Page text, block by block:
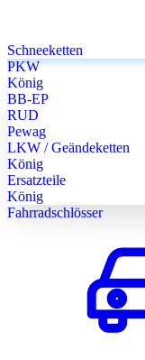
Schneeketten
PKW
König
BB-EP
RUD
Pewag
LKW / Geändeketten
König
Ersatzteile
König
Fahrradschlösser